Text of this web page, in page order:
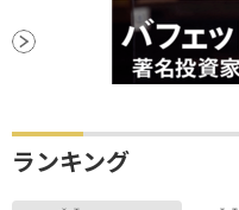
引け FRB
個人消費支出
上場
バリュエーション
フ
ランキング